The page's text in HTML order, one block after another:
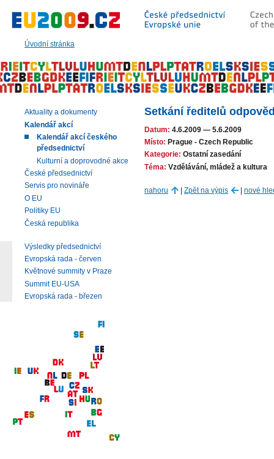
Úvodní stránka
hlavní
|
navigaci
|
vyhledávání
Setkání ředitelů
Datum: 4.6.2009 — 5.6.2009
Místo: Prague - Czech Republic
Kategorie: Ostatní zasedání
Téma: Vzdělávání, mládež a kultura
nahoru | Zpět na výpis | nové
Aktuality a dokumenty
Kalendář akcí
Kalendář akcí českého
předsednictví
Kulturní a doprovodné akce
České předsednictví
Servis pro novináře
O EU
Politiky EU
Česká republika
Výsledky předsednictví
Evropská rada - červen
Květnové summity v Praze
Summit EU-USA
Evropská rada - březen